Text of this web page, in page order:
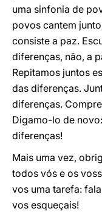
uma sinfonia de
povos cantem
consiste a paz.
diferenças, não, a
Repitamos juntos
das diferenças.
diferenças.
Digamo-lo de
diferenças!
Mais uma vez,
todos vós e os
vos uma tarefa:
vos esqueçais!